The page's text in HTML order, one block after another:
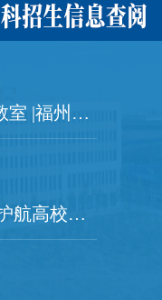
宁夏日报|青春因交流而多彩！全区来华留学生暑期文化实践交流活动启幕
黄河云视|数智赋能化工课堂，闽宁共建虚拟教室 |福州大学、银川能源学院、福州大学至诚学院三校协同推进智慧化工原理课程建设
宁夏教育厅|政策暖人心 助学筑梦行——国家护航高校学子求学路